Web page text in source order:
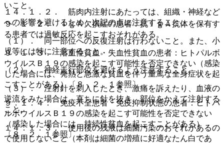
１４．１．２． 筋肉内注射にあたっては、組織・神経など
への影響を避けるため、次記の点に注意すること。
（１）． 同一部位への反復注射は行わないこと。また、小
児等には特に注意すること。
（２）． 神経走行部位を避けるよう注意すること。
（３）． 注射針を刺入したとき、激痛を訴えたり、血液の
逆流をみた場合は、直ちに針を抜き、部位をかえて注射する
こと。
１４．１．３． 使用後の残液は細菌汚染のおそれがあるの
で使用しないこと（本剤は細菌の増殖に好適なたん白であ
いこと。
９．１．２． ＩｇＡ欠損症の患者：抗ＩｇＡ抗体を保有す
る患者では過敏反応を起こすおそれがある。
９．１．３． 溶血性貧血・失血性貧血の患者：ヒトパルボ
ウイルスＢ１９の感染を起こす可能性を否定できない（感染
した場合には、発熱と急激な貧血を伴う重篤な全身症状を起
こすことがある）〔８．２．１参照〕。
９．１．４． 免疫不全患者・免疫抑制状態の患者：ヒトパ
ルボウイルスＢ１９の感染を起こす可能性を否定できない
（感染した場合には、持続性貧血を起こすことがある）
〔８．２．１参照〕。